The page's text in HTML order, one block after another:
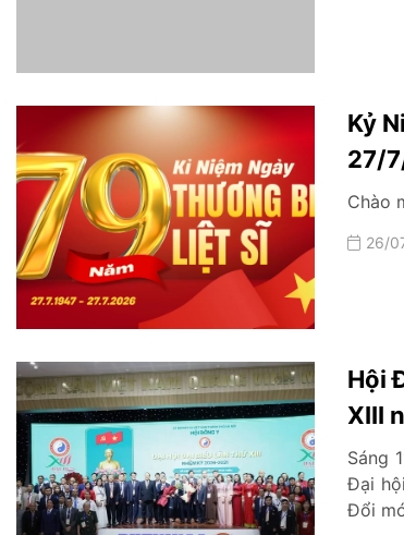
Kỷ
27/
Chào
26/
Hội
XIII
Sáng
Đại
Đổi